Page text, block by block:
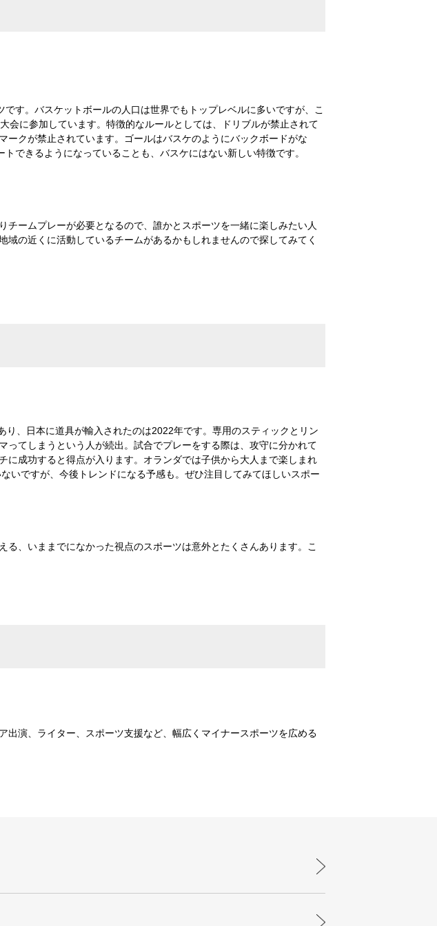
す。バスケットボールの人口は世界でもトップレベルに多いですが、こ
に参加しています。特徴的なルールとしては、ドリブルが禁止されて
クが禁止されています。ゴールはバスケのようにバックボードがな
できるようになっていることも、バスケにはない新しい特徴です。
ームプレーが必要となるので、誰かとスポーツを一緒に楽しみたい人
の近くに活動しているチームがあるかもしれませんので探してみてく
、日本に道具が輸入されたのは2022年です。専用のスティックとリン
てしまうという人が続出。試合でプレーをする際は、攻守に分かれて
成功すると得点が入ります。オランダでは子供から大人まで楽しまれ
いですが、今後トレンドになる予感も。ぜひ注目してみてほしいスポー
、いままでになかった視点のスポーツは意外とたくさんあります。こ
出演、ライター、スポーツ支援など、幅広くマイナースポーツを広める